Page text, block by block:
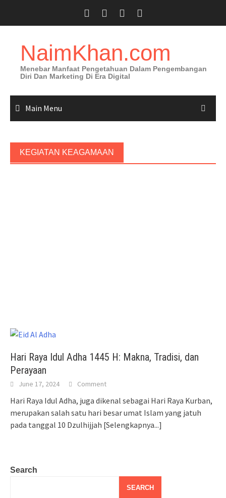
NaimKhan.com
Menebar Manfaat Pengetahuan Dalam Pengembangan
Diri Dan Marketing Di Era Digital
Main Menu
KEGIATAN KEAGAMAAN
Hari Raya Idul Adha 1445 H: Makna, Tradisi, dan
Perayaan
June 17, 2024 Comment
Hari Raya Idul Adha, juga dikenal sebagai Hari Raya Kurban,
merupakan salah satu hari besar umat Islam yang jatuh
pada tanggal 10 Dzulhijjah [Selengkapnya...]
Search
SEARCH